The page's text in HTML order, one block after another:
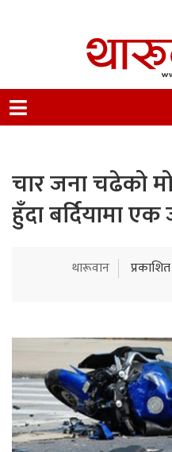
Nepal.
चार जना चढेको
हुँदा बर्दियामा
थारूवान